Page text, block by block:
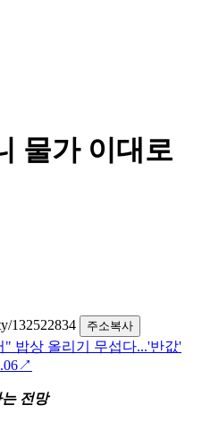
물가 이대로
132522834
주소복사
" 밥상 올리기 무섭다...'반값'
↗
전망